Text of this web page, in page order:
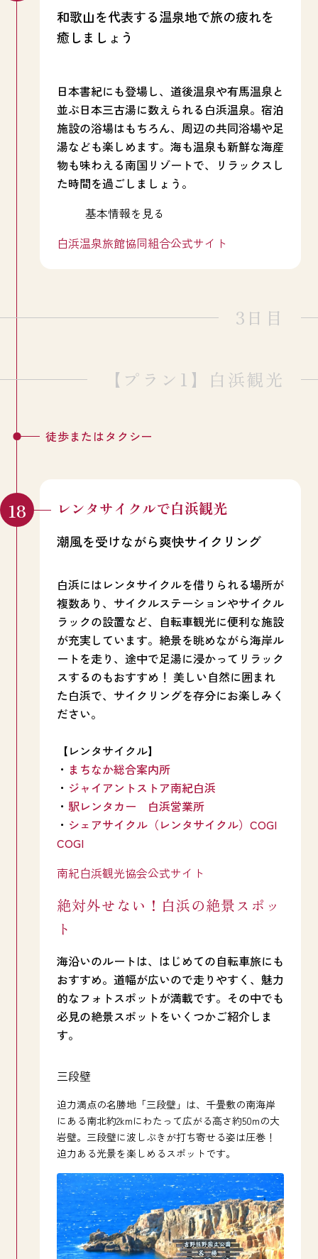
和歌山を代表する温泉地で旅の疲れを
癒しましょう
日本書紀にも登場し、道後温泉や有馬温泉と
並ぶ日本三古湯に数えられる白浜温泉。宿泊
施設の浴場はもちろん、周辺の共同浴場や足
湯なども楽しめます。海も温泉も新鮮な海産
物も味わえる南国リゾートで、リラックスし
た時間を過ごしましょう。
基本情報を見る
白浜温泉旅館協同組合公式サイト
3日目
【プラン1】白浜観光
徒歩またはタクシー
レンタサイクルで白浜観光
潮風を受けながら爽快サイクリング
白浜にはレンタサイクルを借りられる場所が
複数あり、サイクルステーションやサイクル
ラックの設置など、自転車観光に便利な施設
が充実しています。絶景を眺めながら海岸ル
ートを走り、途中で足湯に浸かってリラック
スするのもおすすめ！ 美しい自然に囲まれ
た白浜で、サイクリングを存分にお楽しみく
ださい。
【レンタサイクル】
・ まちなか総合案内所
・ ジャイアントストア南紀白浜
・ 駅レンタカー 白浜営業所
・ シェアサイクル（レンタサイクル）COGI
COGI
南紀白浜観光協会公式サイト
絶対外せない！白浜の絶景スポッ
ト
三段壁
迫力満点の名勝地「三段壁」は、千畳敷の南海岸
にある南北約2kmにわたって広がる高さ約50mの大
岩壁。三段壁に波しぶきが打ち寄せる姿は圧巻！
迫力ある光景を楽しめるスポットです。
海沿いのルートは、はじめての自転車旅にも
おすすめ。道幅が広いので走りやすく、魅力
的なフォトスポットが満載です。その中でも
必見の絶景スポットをいくつかご紹介しま
す。